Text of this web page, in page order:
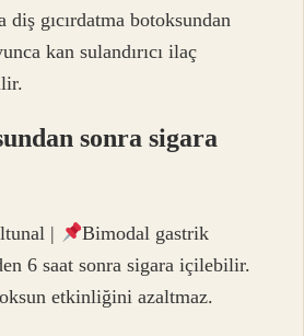
diş gıcırdatma botoksundan
kan sulandırıcı ilaç
sonra sigara
|
Bimodal gastrik
6 saat sonra sigara içilebilir.
etkinliğini azaltmaz.